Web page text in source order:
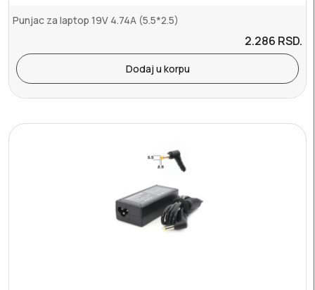
Punjac za laptop 19V 4.74A (5.5*2.5)
2.286 RSD.
Dodaj u korpu